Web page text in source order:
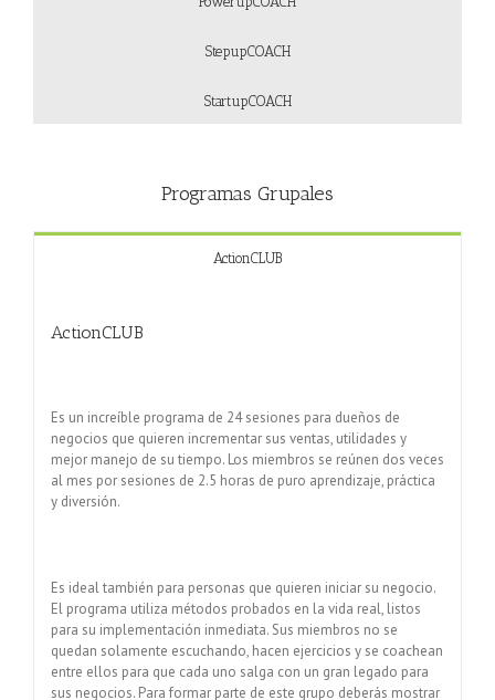
StepupCOACH
StartupCOACH
Programas Grupales
ActionCLUB
ActionCLUB
Es un increíble programa de 24 sesiones para dueños de
negocios que quieren incrementar sus ventas, utilidades y
mejor manejo de su tiempo. Los miembros se reúnen dos veces
al mes por sesiones de 2.5 horas de puro aprendizaje, práctica
y diversión.
Es ideal también para personas que quieren iniciar su negocio.
El programa utiliza métodos probados en la vida real, listos
para su implementación inmediata. Sus miembros no se
quedan solamente escuchando, hacen ejercicios y se coachean
entre ellos para que cada uno salga con un gran legado para
sus negocios. Para formar parte de este grupo deberás mostrar